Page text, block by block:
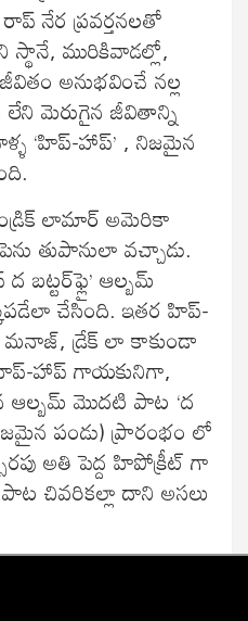
నేర ప్రవర్తనలతో
స్థానే, మురికివాడల్లో,
అనుభవించే నల్ల
మెరుగైన జీవితాన్ని
‘హిప్-హాప్’ , నిజమైన
లామార్ అమెరికా
తుపానులా వచ్చాడు.
బట్టర్‌ఫ్లై’ ఆల్బమ్
చేసింది. ఇతర హిప్-
డ్రేక్ లా కాకుండా
హాప్ గాయకునిగా,
ఆల్బమ్ మొదటి పాట ‘ద
పండు) ప్రారంభం లో
అతి పెద్ద హిపోక్రీట్ గా
చివరికల్లా దాని అసలు